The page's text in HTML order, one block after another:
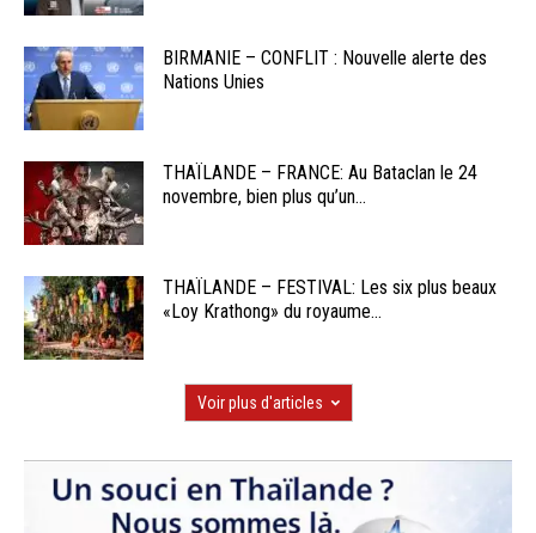
BIRMANIE – CONFLIT : Nouvelle alerte des
Nations Unies
THAÏLANDE – FRANCE: Au Bataclan le 24
novembre, bien plus qu’un...
THAÏLANDE – FESTIVAL: Les six plus beaux
«Loy Krathong» du royaume...
Voir plus d'articles